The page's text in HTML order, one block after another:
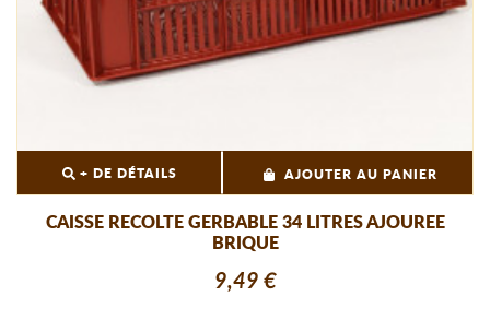
+ DE DÉTAILS AJOUTER AU PANIER
CAISSE RECOLTE GERBABLE 34 LITRES AJOUREE
BRIQUE
9,49 €